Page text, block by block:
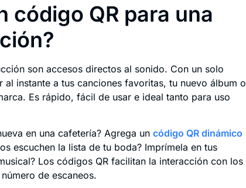
código QR para una
son accesos directos al sonido. Con un solo
al instante a tus canciones favoritas, tu nuevo álbum o
Es rápido, fácil de usar e ideal tanto para uso
en una cafetería? Agrega un código QR dinámico
escuchen la lista de tu boda? Imprímela en tus
Los códigos QR facilitan la interacción con los
de escaneos.